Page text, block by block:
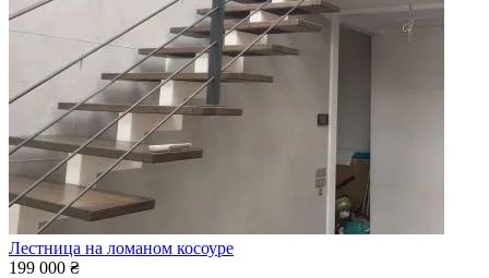
Лестница на ломаном косоуре
199 000 ₴